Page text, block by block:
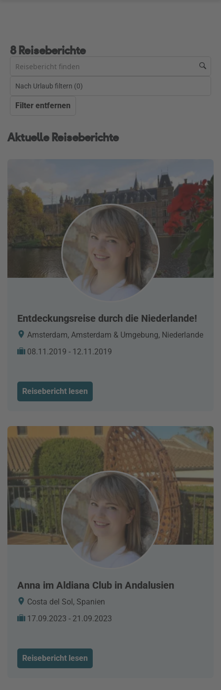
8 Reiseberichte
Nach Urlaub filtern (0)
Filter entfernen
Aktuelle Reiseberichte
Entdeckungsreise durch die Niederlande!
Amsterdam, Amsterdam & Umgebung, Niederlande
08.11.2019 - 12.11.2019
Reisebericht lesen
Anna im Aldiana Club in Andalusien
Costa del Sol, Spanien
17.09.2023 - 21.09.2023
Reisebericht lesen